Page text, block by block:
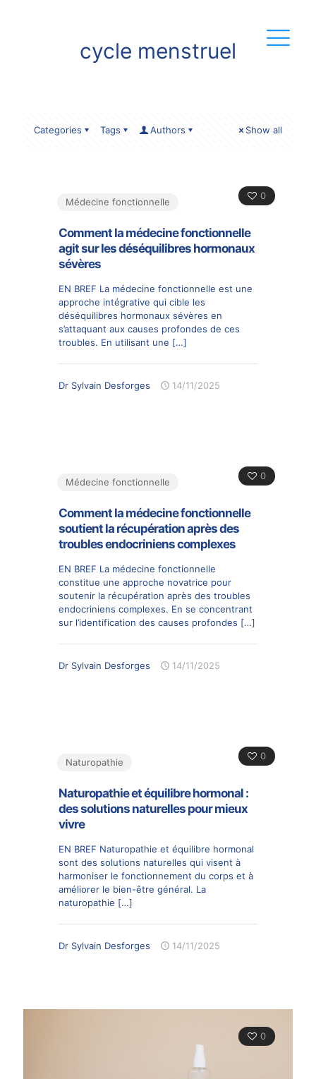
cycle menstruel
Categories Tags Authors Show all
0
Médecine fonctionnelle
Comment la médecine fonctionnelle
agit sur les déséquilibres hormonaux
sévères
EN BREF La médecine fonctionnelle est une
approche intégrative qui cible les
déséquilibres hormonaux sévères en
s’attaquant aux causes profondes de ces
troubles. En utilisant une […]
Dr Sylvain Desforges 14/11/2025
0
Médecine fonctionnelle
Comment la médecine fonctionnelle
soutient la récupération après des
troubles endocriniens complexes
EN BREF La médecine fonctionnelle
constitue une approche novatrice pour
soutenir la récupération après des troubles
endocriniens complexes. En se concentrant
sur l’identification des causes profondes […]
Dr Sylvain Desforges 14/11/2025
0
Naturopathie
Naturopathie et équilibre hormonal :
des solutions naturelles pour mieux
vivre
EN BREF Naturopathie et équilibre hormonal
sont des solutions naturelles qui visent à
harmoniser le fonctionnement du corps et à
améliorer le bien-être général. La
naturopathie […]
Dr Sylvain Desforges 14/11/2025
0